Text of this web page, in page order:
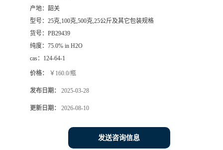
产地： 韶关
型号： 25克,100克,500克,25公斤及其它包装规格
货号： PB29439
纯度： 75.0% in H2O
cas： 124-64-1
价格： ￥160.0/瓶
发布日期： 2025-03-28
更新日期： 2026-08-10
发送咨询信息